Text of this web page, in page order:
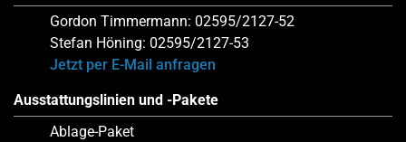
Gordon Timmermann: 02595/2127-52
Stefan Höning: 02595/2127-53
Jetzt per E-Mail anfragen
Ausstattungslinien und -Pakete
Ablage-Paket